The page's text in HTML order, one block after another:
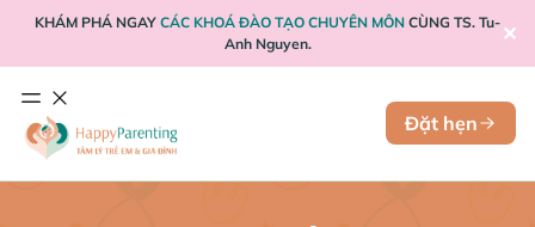
KHÁM PHÁ NGAY CÁC KHOÁ ĐÀO TẠO CHUYÊN MÔN CÙNG TS. Tu-
Anh Nguyen.
✕
Đặt hẹn